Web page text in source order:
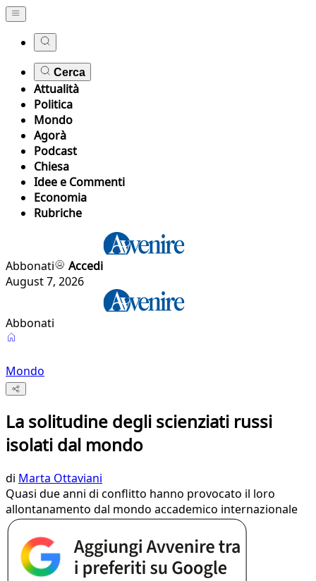
Cerca
Attualità
Politica
Mondo
Agorà
Podcast
Chiesa
Idee e Commenti
Economia
Rubriche
Abbonati
Accedi
August 7, 2026
Abbonati
Mondo
La solitudine degli scienziati russi
isolati dal mondo
di Marta Ottaviani
Quasi due anni di conflitto hanno provocato il loro
allontanamento dal mondo accademico internazionale